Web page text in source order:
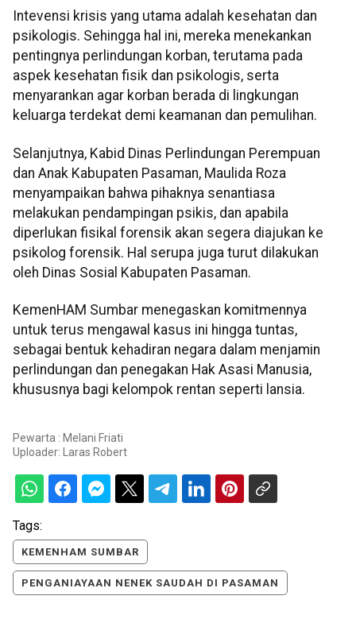
Intevensi krisis yang utama adalah kesehatan dan
psikologis. Sehingga hal ini, mereka menekankan
pentingnya perlindungan korban, terutama pada
aspek kesehatan fisik dan psikologis, serta
menyarankan agar korban berada di lingkungan
keluarga terdekat demi keamanan dan pemulihan.
Selanjutnya, Kabid Dinas Perlindungan Perempuan
dan Anak Kabupaten Pasaman, Maulida Roza
menyampaikan bahwa pihaknya senantiasa
melakukan pendampingan psikis, dan apabila
diperlukan fisikal forensik akan segera diajukan ke
psikolog forensik. Hal serupa juga turut dilakukan
oleh Dinas Sosial Kabupaten Pasaman.
KemenHAM Sumbar menegaskan komitmennya
untuk terus mengawal kasus ini hingga tuntas,
sebagai bentuk kehadiran negara dalam menjamin
perlindungan dan penegakan Hak Asasi Manusia,
khususnya bagi kelompok rentan seperti lansia.
Pewarta : Melani Friati
Uploader: Laras Robert
Tags:
KEMENHAM SUMBAR
PENGANIAYAAN NENEK SAUDAH DI PASAMAN